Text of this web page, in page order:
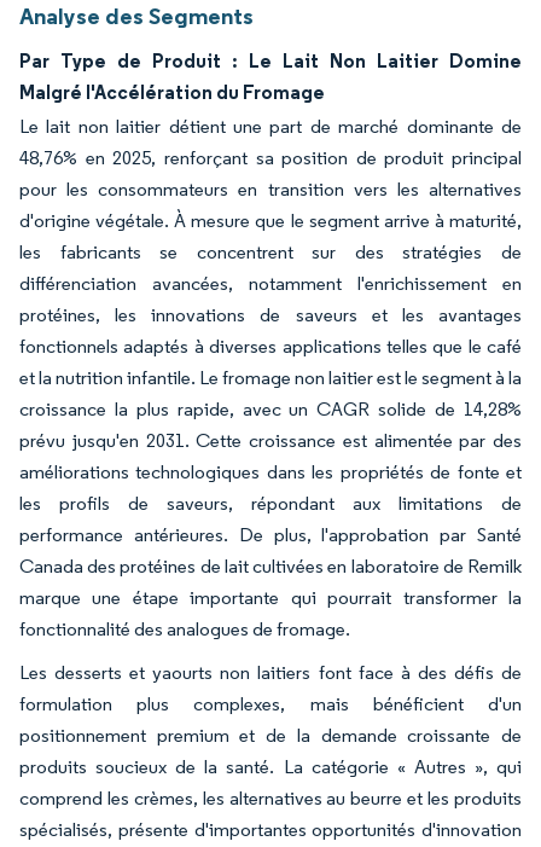
Analyse des Segments
Par Type de Produit : Le Lait Non Laitier Domine
Malgré l'Accélération du Fromage
Le lait non laitier détient une part de marché dominante de
48,76% en 2025, renforçant sa position de produit principal
pour les consommateurs en transition vers les alternatives
d'origine végétale. À mesure que le segment arrive à maturité,
les fabricants se concentrent sur des stratégies de
différenciation avancées, notamment l'enrichissement en
protéines, les innovations de saveurs et les avantages
fonctionnels adaptés à diverses applications telles que le café
et la nutrition infantile. Le fromage non laitier est le segment à la
croissance la plus rapide, avec un CAGR solide de 14,28%
prévu jusqu'en 2031. Cette croissance est alimentée par des
améliorations technologiques dans les propriétés de fonte et
les profils de saveurs, répondant aux limitations de
performance antérieures. De plus, l'approbation par Santé
Canada des protéines de lait cultivées en laboratoire de Remilk
marque une étape importante qui pourrait transformer la
fonctionnalité des analogues de fromage.
Les desserts et yaourts non laitiers font face à des défis de
formulation plus complexes, mais bénéficient d'un
positionnement premium et de la demande croissante de
produits soucieux de la santé. La catégorie « Autres », qui
comprend les crèmes, les alternatives au beurre et les produits
spécialisés, présente d'importantes opportunités d'innovation